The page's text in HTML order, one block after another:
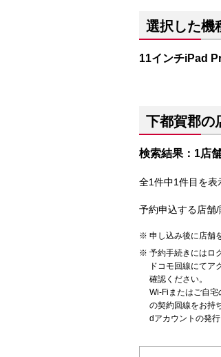
選択した機
11インチiPad
下都賀郡の
検索結果：1店
全1件中1件目を表
予約申込する店舗/
申し込み後に店舗
予約手続きにはロ
ドコモ回線にてア
確認ください。
Wi-Fiまたはご自
の契約回線をお持
dアカウントの発行